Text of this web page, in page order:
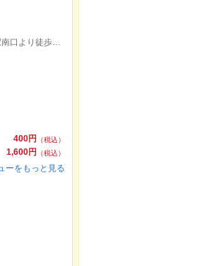
沖縄モノレール牧志駅西口より徒歩約10分/沖縄モノレール美栄橋駅南口より徒歩約11分
400円
（税込）
1,600円
（税込）
ーをもっと見る